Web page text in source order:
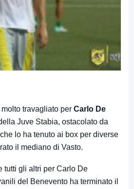
travagliato per Carlo De
Juve Stabia, ostacolato da
lo ha tenuto ai box per diverse
il mediano di Vasto.
tutti gli altri per Carlo De
del Benevento ha terminato il